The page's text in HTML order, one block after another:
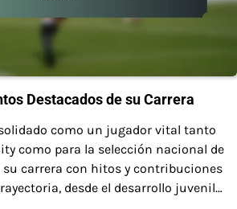
Destacados de su Carrera
como un jugador vital tanto
como para la selección nacional de
carrera con hitos y contribuciones
desde el desarrollo juvenil…